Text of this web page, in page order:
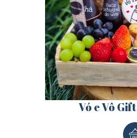
Vó e Vô Gift